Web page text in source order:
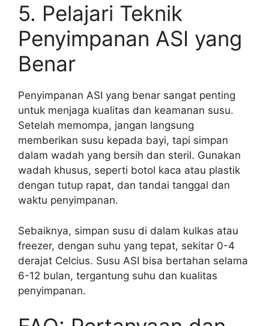
5. Pelajari Teknik
Penyimpanan ASI yang
Benar
Penyimpanan ASI yang benar sangat penting
untuk menjaga kualitas dan keamanan susu.
Setelah memompa, jangan langsung
memberikan susu kepada bayi, tapi simpan
dalam wadah yang bersih dan steril. Gunakan
wadah khusus, seperti botol kaca atau plastik
dengan tutup rapat, dan tandai tanggal dan
waktu penyimpanan.
Sebaiknya, simpan susu di dalam kulkas atau
freezer, dengan suhu yang tepat, sekitar 0-4
derajat Celcius. Susu ASI bisa bertahan selama
6-12 bulan, tergantung suhu dan kualitas
penyimpanan.